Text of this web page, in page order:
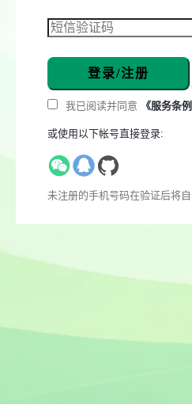
登录/注册
我已阅读并同意 《服务条例
或使用以下帐号直接登录:
未注册的手机号码在验证后将自